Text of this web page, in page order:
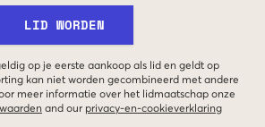
LID WORDEN
op je eerste aankoop als lid en geldt op
kan niet worden gecombineerd met andere
meer informatie over het lidmaatschap onze
and our privacy-en-cookieverklaring